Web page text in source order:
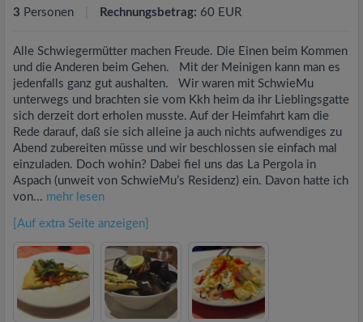
3 Personen Rechnungsbetrag: 60 EUR
Alle Schwiegermütter machen Freude. Die Einen beim Kommen
und die Anderen beim Gehen. Mit der Meinigen kann man es
jedenfalls ganz gut aushalten. Wir waren mit SchwieMu
unterwegs und brachten sie vom Kkh heim da ihr Lieblingsgatte
sich derzeit dort erholen musste. Auf der Heimfahrt kam die
Rede darauf, daß sie sich alleine ja auch nichts aufwendiges zu
Abend zubereiten müsse und wir beschlossen sie einfach mal
einzuladen. Doch wohin? Dabei fiel uns das La Pergola in
Aspach (unweit von SchwieMu’s Residenz) ein. Davon hatte ich
von... mehr lesen
[Auf extra Seite anzeigen]